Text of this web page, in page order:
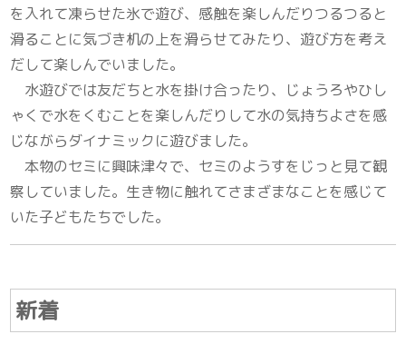
を入れて凍らせた氷で遊び、感触を楽しんだりつるつると
滑ることに気づき机の上を滑らせてみたり、遊び方を考え
だして楽しんでいました。
水遊びでは友だちと水を掛け合ったり、じょうろやひし
ゃくで水をくむことを楽しんだりして水の気持ちよさを感
じながらダイナミックに遊びました。
本物のセミに興味津々で、セミのようすをじっと見て観
察していました。生き物に触れてさまざまなことを感じて
いた子どもたちでした。
新着